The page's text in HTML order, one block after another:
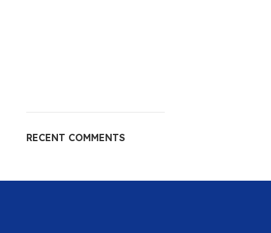
RECENT COMMENTS